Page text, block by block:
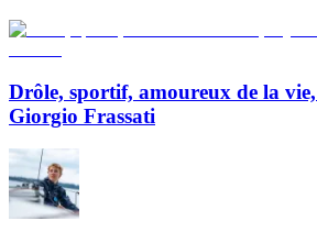
Drôle, sportif, amoureux de la
Giorgio Frassati